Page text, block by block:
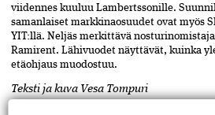
viidennes kuuluu Lambertssonille.
samanlaiset markkinaosuudet ovat myös
YIT:llä. Neljäs merkittävä
Ramirent. Lähivuodet näyttävät, kuinka
etäohjaus muodostuu.
Teksti ja kuva Vesa Tompuri